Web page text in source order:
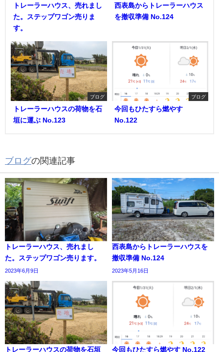
トレーラーハウス、売れまし
た。ステップワゴン売りま
す。
西表島からトレーラーハウス
を撤収準備 No.124
ブログ
トレーラーハウスの荷物を石
垣に運ぶ No.123
ブログ
今回もひたすら燃やす
No.122
ブログの関連記事
トレーラーハウス、売れまし
た。ステップワゴン売ります。
2023年6月9日
西表島からトレーラーハウスを
撤収準備 No.124
2023年5月16日
トレーラーハウスの荷物を石垣
今回もひたすら燃やす No.122